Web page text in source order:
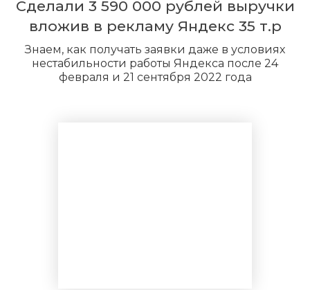
Сделали 3 590 000 рублей выручки
вложив в рекламу Яндекс 35 т.р
Знаем, как получать заявки даже в условиях
нестабильности работы Яндекса после 24
февраля и 21 сентября 2022 года